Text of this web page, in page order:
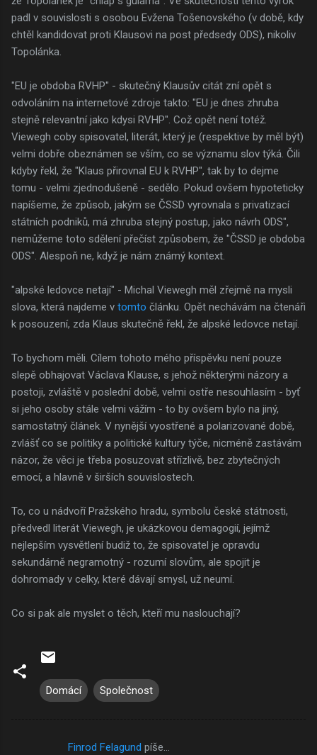
padl v souvislosti s osobou Evžena Tošenovského (v době, kdy
chtěl kandidovat proti Klausovi na post předsedy ODS), nikoliv
Topolánka.
"EU je obdoba RVHP" - skutečný Klausův citát zní opět s
odvoláním na internetové zdroje takto: "EU je dnes zhruba
stejně relevantní jako kdysi RVHP". Což opět není totéž.
Viewegh coby spisovatel, literát, který je (respektive by měl být)
velmi dobře obeznámen se vším, co se významu slov týká. Čili
kdyby řekl, že "Klaus přirovnal EU k RVHP", tak by to dejme
tomu - velmi zjednodušeně - sedělo. Pokud ovšem hypoteticky
napíšeme, že způsob, jakým se ČSSD vyrovnala s privatizací
státních podniků, má zhruba stejný postup, jako návrh ODS",
nemůžeme toto sdělení přečíst způsobem, že "ČSSD je obdoba
ODS". Alespoň ne, když je nám známý kontext.
"alpské ledovce netají" - Michal Viewegh měl zřejmě na mysli
slova, která najdeme v tomto článku. Opět nechávám na čtenáři
k posouzení, zda Klaus skutečně řekl, že alpské ledovce netají.
To bychom měli. Cílem tohoto mého příspěvku není pouze
slepě obhajovat Václava Klause, s jehož některými názory a
postoji, zvláště v poslední době, velmi ostře nesouhlasím - byť
si jeho osoby stále velmi vážím - to by ovšem bylo na jiný,
samostatný článek. V nynější vyostřené a polarizované době,
zvlášť co se politiky a politické kultury týče, nicméně zastávám
názor, že věci je třeba posuzovat střízlivě, bez zbytečných
emocí, a hlavně v širších souvislostech.
To, co u nádvoří Pražského hradu, symbolu české státnosti,
předvedl literát Viewegh, je ukázkovou demagogií, jejímž
nejlepším vysvětlení budiž to, že spisovatel je opravdu
sekundárně negramotný - rozumí slovům, ale spojit je
dohromady v celky, které dávají smysl, už neumí.
Co si pak ale myslet o těch, kteří mu naslouchají?
Domácí Společnost
Finrod Felagund píše…